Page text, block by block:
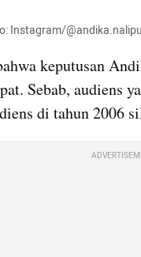
Instagram/
keputusan
Sebab, audiens
di tahun 2006